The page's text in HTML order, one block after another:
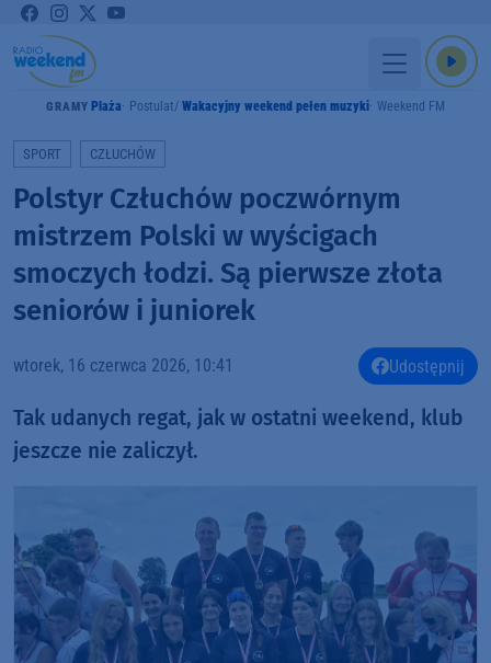
GRAMY Plaża Postulat Wakacyjny weekend pełen muzyki Weekend FM
SPORT CZŁUCHÓW
Polstyr Człuchów poczwórnym
mistrzem Polski w wyścigach
smoczych łodzi. Są pierwsze złota
seniorów i juniorek
wtorek, 16 czerwca 2026, 10:41 Udostępnij
Tak udanych regat, jak w ostatni weekend, klub
jeszcze nie zaliczył.